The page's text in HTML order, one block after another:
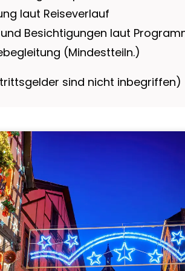
laut Reiseverlauf
Besichtigungen laut
(Mindestteiln.)
sind nicht inbegriffen)